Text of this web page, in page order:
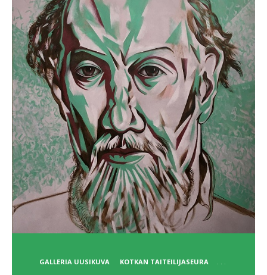
POSTED
GALLERIA UUSIKUVA KOTKAN TAITEILIJASEURA . . .